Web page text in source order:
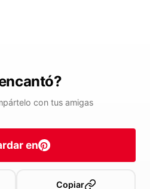
con tus amigas
en
Copiar